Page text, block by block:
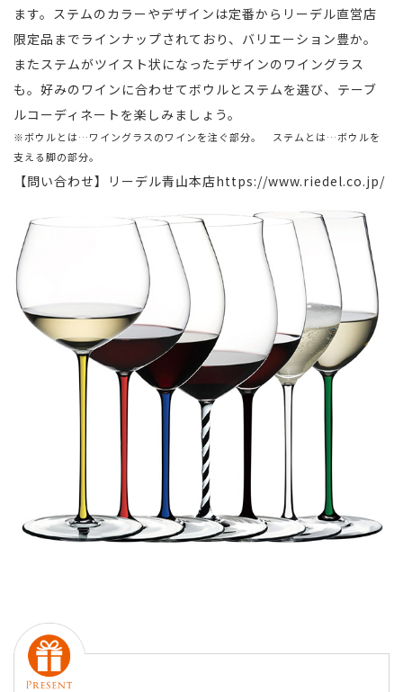
ます。ステムのカラーやデザインは定番からリーデル直営店
限定品までラインナップされており、バリエーション豊か。
またステムがツイスト状になったデザインのワイングラス
も。好みのワインに合わせてボウルとステムを選び、テーブ
ルコーディネートを楽しみましょう。
※ボウルとは…ワイングラスのワインを注ぐ部分。 ステムとは…ボウルを
支える脚の部分。
【問い合わせ】リーデル青山本店https://www.riedel.co.jp/